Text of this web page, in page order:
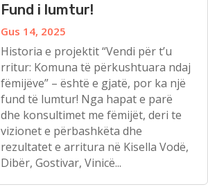
Fund i lumtur!
Gus 14, 2025
Historia e projektit “Vendi për t’u
rritur: Komuna të përkushtuara ndaj
fëmijëve” – është e gjatë, por ka një
fund të lumtur! Nga hapat e parë
dhe konsultimet me fëmijët, deri te
vizionet e përbashkëta dhe
rezultatet e arritura në Kisella Vodë,
Dibër, Gostivar, Vinicë...